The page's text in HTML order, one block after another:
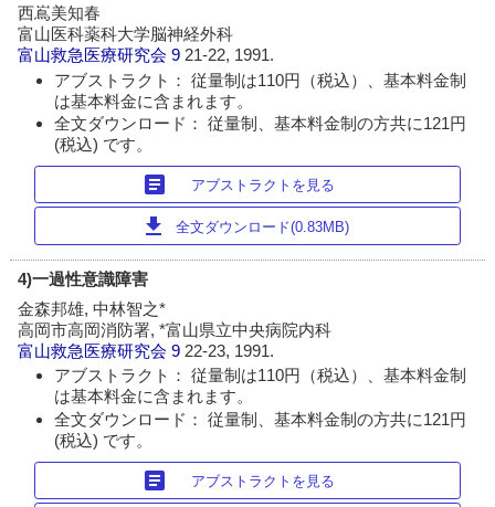
西嶌美知春
富山医科薬科大学脳神経外科
富山救急医療研究会 9 21-22, 1991.
アブストラクト： 従量制は110円（税込）、基本料金制
は基本料金に含まれます。
全文ダウンロード： 従量制、基本料金制の方共に121円
(税込) です。
article アブストラクトを見る
download 全文ダウンロード(0.83MB)
4)一過性意識障害
金森邦雄, 中林智之*
高岡市高岡消防署, *富山県立中央病院内科
富山救急医療研究会 9 22-23, 1991.
アブストラクト： 従量制は110円（税込）、基本料金制
は基本料金に含まれます。
全文ダウンロード： 従量制、基本料金制の方共に121円
(税込) です。
article アブストラクトを見る